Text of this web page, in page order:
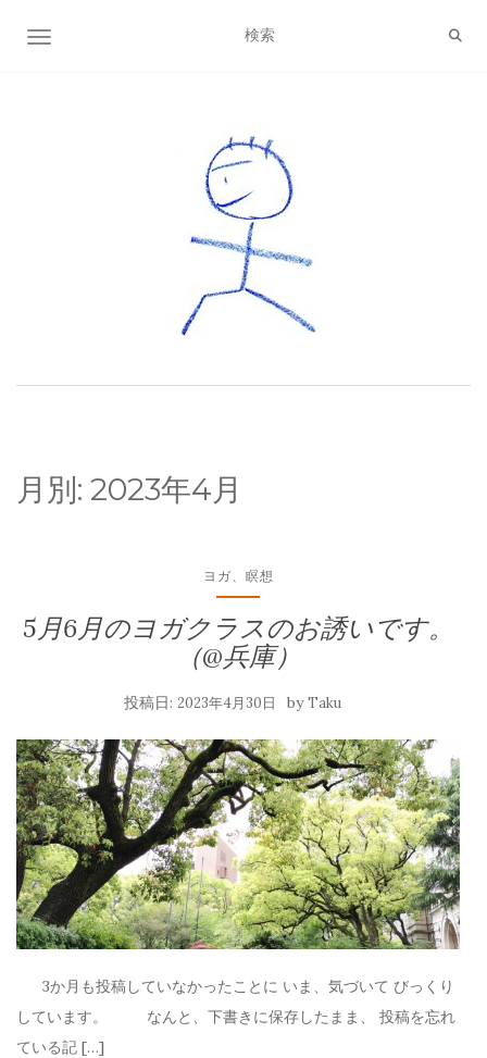
ナビゲーション切り替え
月別: 2023年4月
ヨガ、瞑想
5月6月のヨガクラスのお誘いです。
（@兵庫）
投稿日: 2023年4月30日 byTaku
3か月も投稿していなかったことに いま、気づいて びっくり
しています。 なんと、下書きに保存したまま、 投稿を忘れ
ている記 […]